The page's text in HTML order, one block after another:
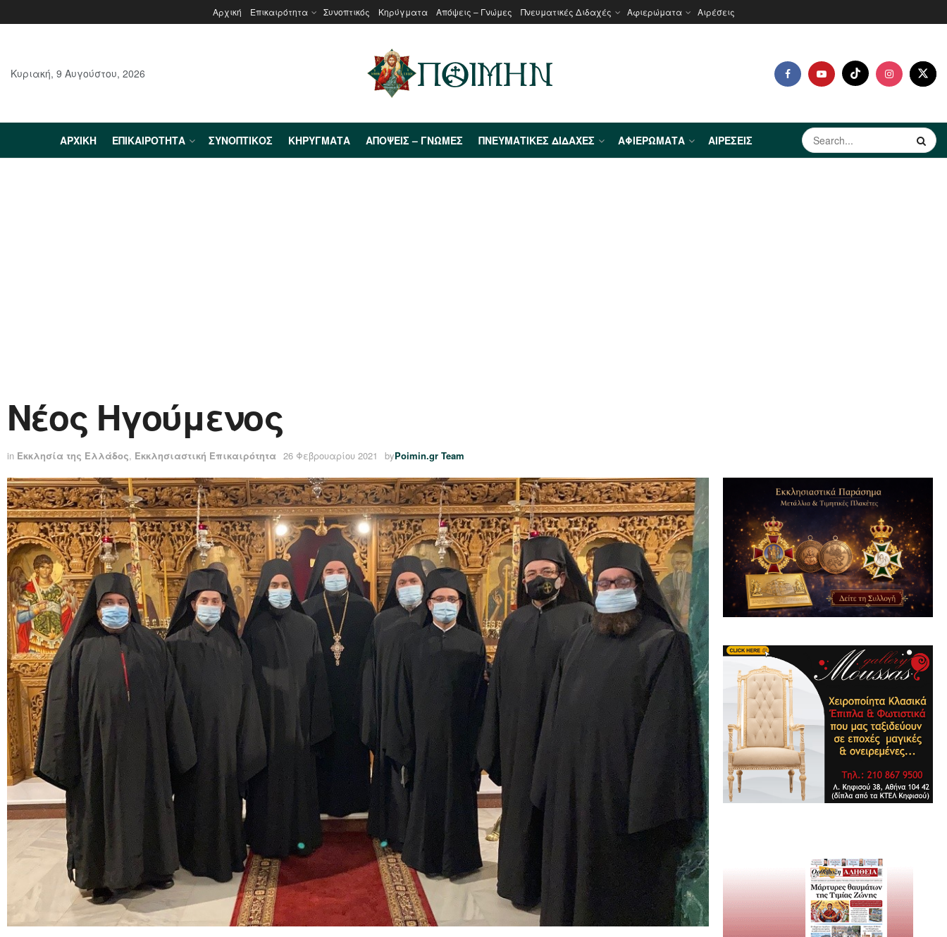
Αρχική Επικαιρότητα Συνοπτικός Κηρύγματα Απόψεις – Γνώμες Πνευματικές Διδαχές Αφιερώματα Αιρέσεις
Κυριακή, 9 Αυγούστου, 2026
ΑΡΧΙΚΉ ΕΠΙΚΑΙΡΌΤΗΤΑ ΣΥΝΟΠΤΙΚΌΣ ΚΗΡΎΓΜΑΤΑ ΑΠΌΨΕΙΣ – ΓΝΏΜΕΣ ΠΝΕΥΜΑΤΙΚΈΣ ΔΙΔΑΧΈΣ ΑΦΙΕΡΏΜΑΤΑ ΑΙΡΈΣΕΙΣ
Νέος Ηγούμενος
in Εκκλησία της Ελλάδος, Εκκλησιαστική Επικαιρότητα 26 Φεβρουαρίου 2021 byPoimin.gr Team